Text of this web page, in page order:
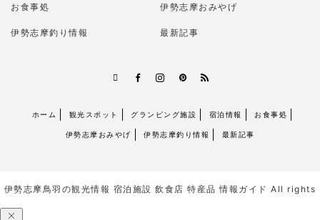
お食事処 伊勢志摩おみやげ
伊勢志摩釣り情報 最新記事
Facebook
Instagram
Pinterest
RSS
ホーム 観光スポット グランピング施設 宿泊情報 お食事処
伊勢志摩おみやげ 伊勢志摩釣り情報 最新記事
伊勢志摩鳥羽の観光情報 宿泊施設 飲食店 特産品 情報ガイド All rights